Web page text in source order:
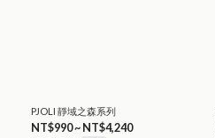
PJOLI 靜域之森系列
NT$990 ~ NT$4,240